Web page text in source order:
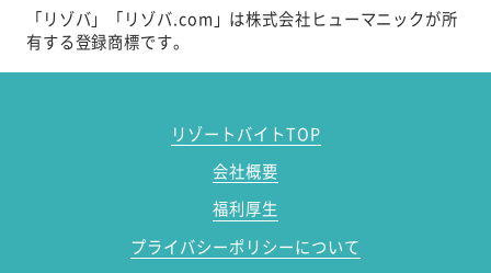
「リゾバ」「リゾバ.com」は株式会社ヒューマニックが所
有する登録商標です。
リゾートバイトTOP
会社概要
福利厚生
プライバシーポリシーについて